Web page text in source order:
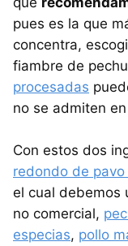
pues es la que
concentra,
fiambre de
procesadas
no se admiten
Con estos dos
redondo de
el cual debemos
no comercial,
especias, pollo